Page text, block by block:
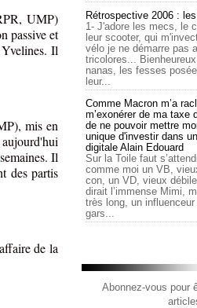
UMP)
passive et
Il
mis en
Il
des partis
de la
Rétrospective 2006 :
1- J'adore les mecs, le
leur scooter, qui
vélo je ne démarre pas
tricolores...
nanas, les fesses
leur...
Comme Macron m’a
m’exonérer de ma taxe
de ne pouvoir mettre
unique d'investir dans
digitale Alain Edouard
Sur la Toile faut
comme moi un VB,
con, un VD, vieux
dirait l’immense Mimi,
très long, un
gars...
Abonnez-vous pour